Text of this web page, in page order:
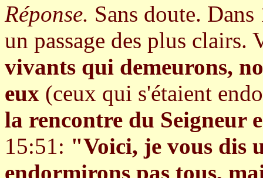
Réponse. Sans doute.
un passage des plus clairs.
vivants qui demeurons,
eux (ceux qui s'étaient
la rencontre du Seigneur
15:51: "Voici, je vous dis
endormirons pas tous,